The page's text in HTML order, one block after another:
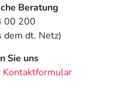
Beratung
00 200
dem dt. Netz)
Sie uns
Kontaktformular